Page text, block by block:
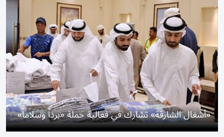
«أشغال الشارقة» تشارك في فعالية حملة «برداً وسلاماً»